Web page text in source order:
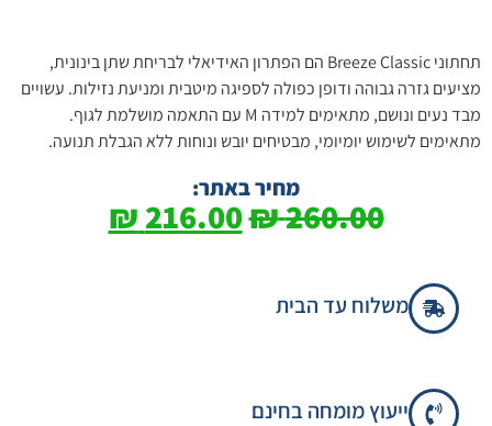
תחתוני Breeze Classic הם הפתרון האידיאלי לבריחת שתן בינונית,
מציעים גזרה גבוהה ודופן כפולה לספיגה מיטבית ומניעת נזילות. עשויים
מבד נעים ונושם, מתאימים למידה M עם התאמה מושלמת לגוף.
מתאימים לשימוש יומיומי, מבטיחים יובש ונוחות ללא הגבלת תנועה.
מחיר באתר:
260.00
₪
216.00
₪
משלוח עד הבית
ייעוץ מומחה בחינם